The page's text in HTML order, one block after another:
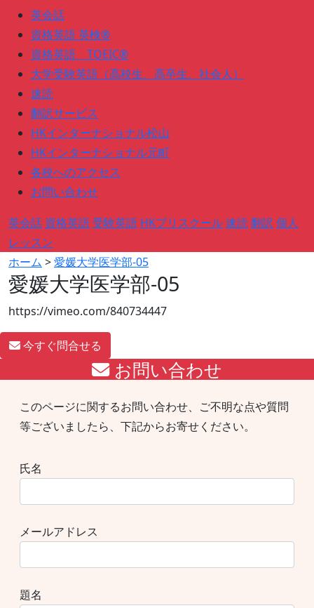
英会話
資格英語 英検®
資格英語 TOEIC®
大学受験英語（高校生、高卒生、社会人）
速読
翻訳サービス
HKインターナショナル松山
HKインターナショナル元町
各校へのアクセス
お問い合わせ
英会話 資格英語 受験英語 HKプリスクール速読翻訳 個人
レッスン
ホーム >愛媛大学医学部-05
愛媛大学医学部-05
https://vimeo.com/840734447
今すぐ問合せる
お問い合わせ
このページに関するお問い合わせ、ご不明な点や質問
等ございましたら、下記からお寄せください。
氏名
メールアドレス
題名